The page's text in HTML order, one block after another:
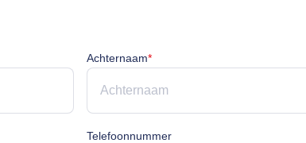
Achternaam*Achternaam is verplicht
Telefoonnummer